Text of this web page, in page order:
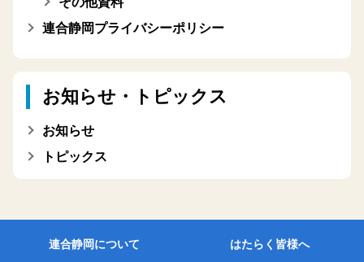
連合静岡プライバシーポリシー
お知らせ・トピックス
お知らせ
トピックス
連合静岡について はたらく皆様へ